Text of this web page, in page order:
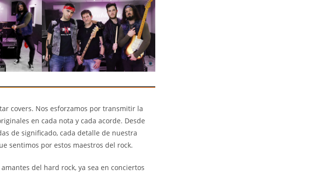
covers. Nos esforzamos por transmitir la
en cada nota y cada acorde. Desde
de significado, cada detalle de nuestra
sentimos por estos maestros del rock.
del hard rock, ya sea en conciertos